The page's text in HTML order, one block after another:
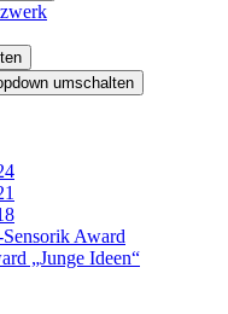
umschalten
Award
„Junge Ideen“